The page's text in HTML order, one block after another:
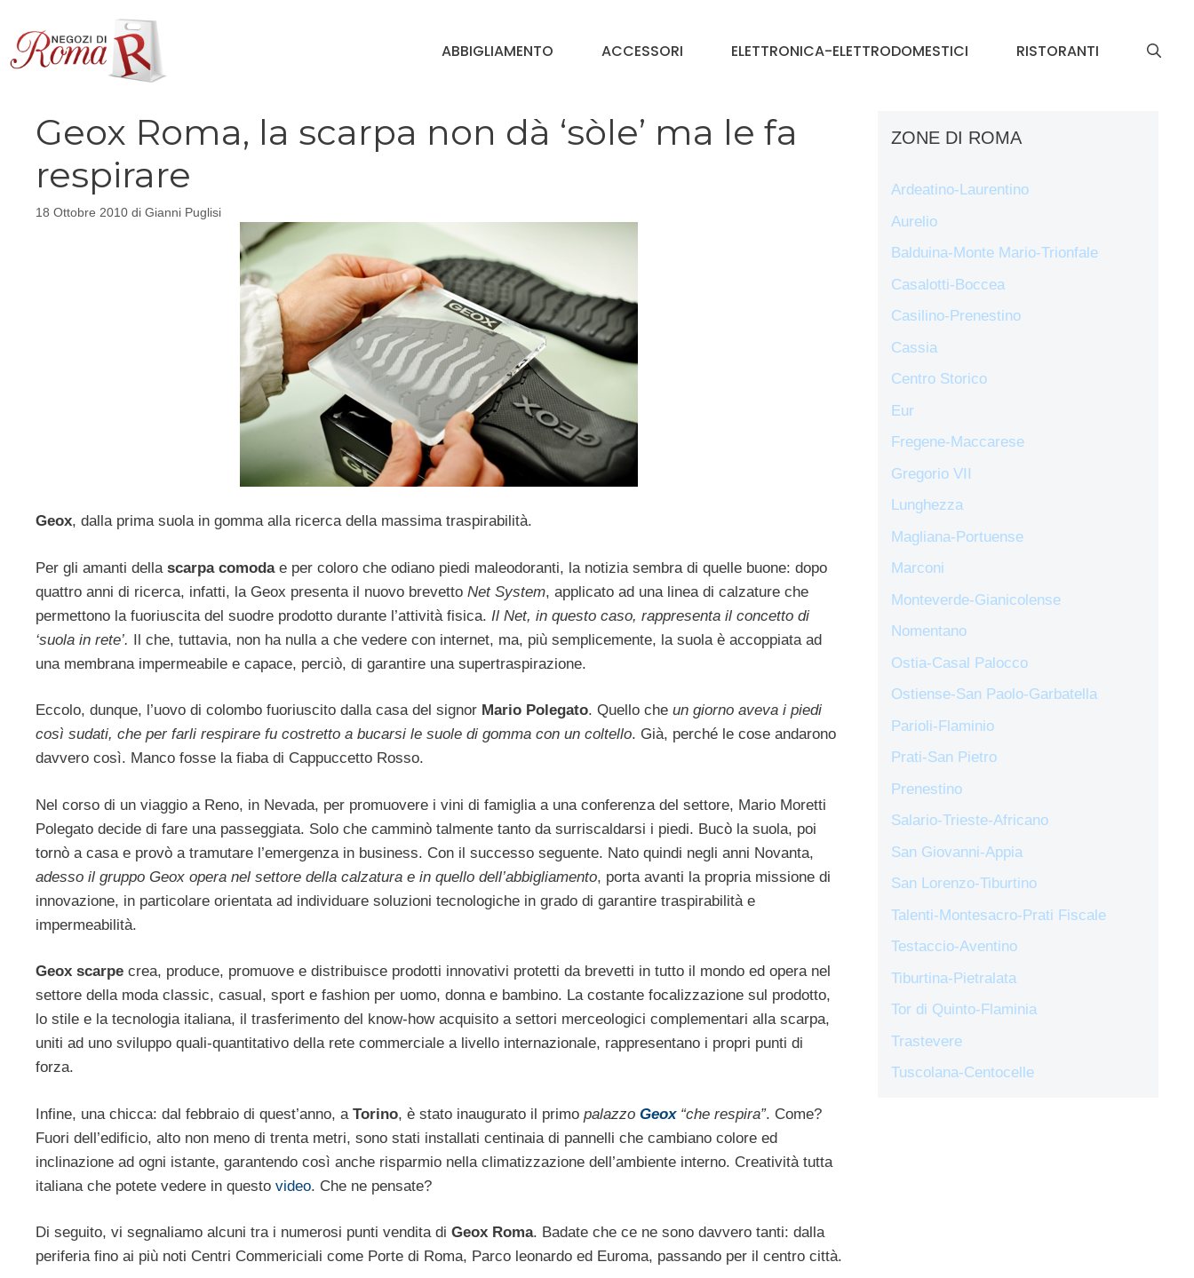
contenuto
ABBIGLIAMENTO ACCESSORI ELETTRONICA-ELETTRODOMESTICI RISTORANTI
Geox Roma, la scarpa non dà ‘sòle’ ma le fa
respirare
18 Ottobre 2010 di Gianni Puglisi
Geox, dalla prima suola in gomma alla ricerca della massima traspirabilità.
Per gli amanti della scarpa comodae per coloro che odiano piedi maleodoranti, la notizia sembra di quelle buone: dopo
quattro anni di ricerca, infatti, la Geox presenta il nuovo brevetto Net System, applicato ad una linea di calzature che
permettono la fuoriuscita del suodre prodotto durante l’attività fisica. Il Net, in questo caso, rappresenta il concetto di
‘suola in rete’. Il che, tuttavia, non ha nulla a che vedere con internet, ma, più semplicemente, la suola è accoppiata ad
una membrana impermeabile e capace, perciò, di garantire una supertraspirazione.
Eccolo, dunque, l’uovo di colombo fuoriuscito dalla casa del signor Mario Polegato. Quello che un giorno aveva i piedi
così sudati, che per farli respirare fu costretto a bucarsi le suole di gomma con un coltello. Già, perché le cose andarono
davvero così. Manco fosse la fiaba di Cappuccetto Rosso.
Nel corso di un viaggio a Reno, in Nevada, per promuovere i vini di famiglia a una conferenza del settore, Mario Moretti
Polegato decide di fare una passeggiata. Solo che camminò talmente tanto da surriscaldarsi i piedi. Bucò la suola, poi
tornò a casa e provò a tramutare l’emergenza in business. Con il successo seguente. Nato quindi negli anni Novanta,
adesso il gruppo Geox opera nel settore della calzatura e in quello dell’abbigliamento, porta avanti la propria missione di
innovazione, in particolare orientata ad individuare soluzioni tecnologiche in grado di garantire traspirabilità e
impermeabilità.
Geox scarpe crea, produce, promuove e distribuisce prodotti innovativi protetti da brevetti in tutto il mondo ed opera nel
settore della moda classic, casual, sport e fashion per uomo, donna e bambino. La costante focalizzazione sul prodotto,
lo stile e la tecnologia italiana, il trasferimento del know-how acquisito a settori merceologici complementari alla scarpa,
uniti ad uno sviluppo quali-quantitativo della rete commerciale a livello internazionale, rappresentano i propri punti di
forza.
Infine, una chicca: dal febbraio di quest’anno, a Torino, è stato inaugurato il primo palazzo Geox “che respira”. Come?
Fuori dell’edificio, alto non meno di trenta metri, sono stati installati centinaia di pannelli che cambiano colore ed
inclinazione ad ogni istante, garantendo così anche risparmio nella climatizzazione dell’ambiente interno. Creatività tutta
italiana che potete vedere in questo video. Che ne pensate?
Di seguito, vi segnaliamo alcuni tra i numerosi punti vendita di Geox Roma. Badate che ce ne sono davvero tanti: dalla
periferia fino ai più noti Centri Commericiali come Porte di Roma, Parco leonardo ed Euroma, passando per il centro città.
ZONE DI ROMA
Ardeatino-Laurentino
Aurelio
Balduina-Monte Mario-Trionfale
Casalotti-Boccea
Casilino-Prenestino
Cassia
Centro Storico
Eur
Fregene-Maccarese
Gregorio VII
Lunghezza
Magliana-Portuense
Marconi
Monteverde-Gianicolense
Nomentano
Ostia-Casal Palocco
Ostiense-San Paolo-Garbatella
Parioli-Flaminio
Prati-San Pietro
Prenestino
Salario-Trieste-Africano
San Giovanni-Appia
San Lorenzo-Tiburtino
Talenti-Montesacro-Prati Fiscale
Testaccio-Aventino
Tiburtina-Pietralata
Tor di Quinto-Flaminia
Trastevere
Tuscolana-Centocelle